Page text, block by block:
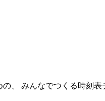
、 みんなでつくる時刻表